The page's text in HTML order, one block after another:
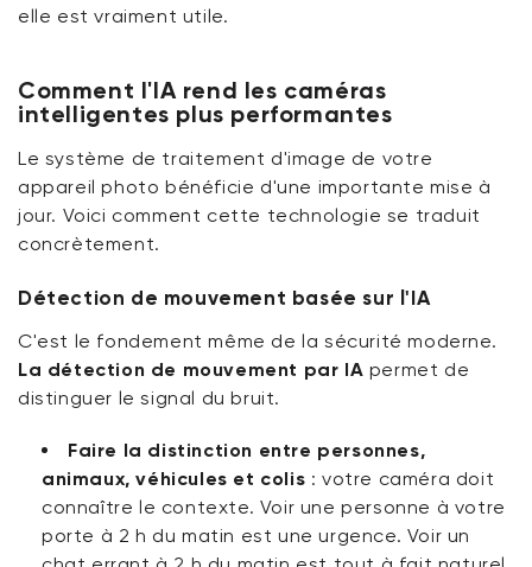
elle est vraiment utile.
Comment l'IA rend les caméras
intelligentes plus performantes
Le système de traitement d'image de votre
appareil photo bénéficie d'une importante mise à
jour. Voici comment cette technologie se traduit
concrètement.
Détection de mouvement basée sur l'IA
C'est le fondement même de la sécurité moderne.
La détection de mouvement par IA permet de
distinguer le signal du bruit.
Faire la distinction entre personnes,
animaux, véhicules et colis : votre caméra doit
connaître le contexte. Voir une personne à votre
porte à 2 h du matin est une urgence. Voir un